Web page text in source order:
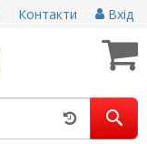
Контакти Вхід